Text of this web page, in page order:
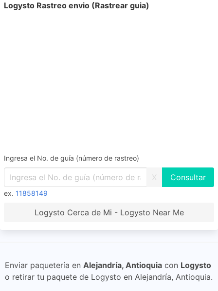
Logysto Rastreo envio (Rastrear guia)
Ingresa el No. de guía (número de rastreo)
X
ex. 11858149
Logysto Cerca de Mi - Logysto Near Me
Enviar paquetería en Alejandría, Antioquia con Logysto
o retirar tu paquete de Logysto en Alejandría, Antioquia.